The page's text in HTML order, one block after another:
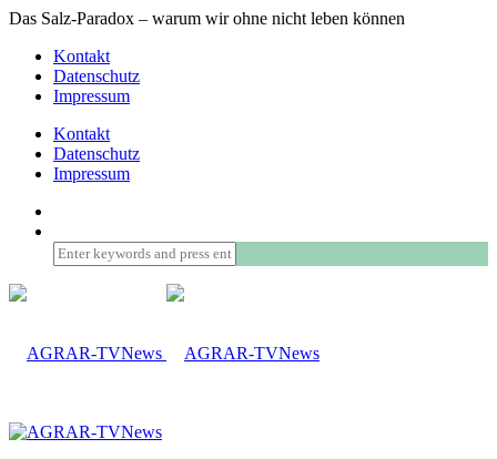
Das Salz-Paradox – warum wir ohne nicht leben können
Kontakt
Datenschutz
Impressum
Kontakt
Datenschutz
Impressum